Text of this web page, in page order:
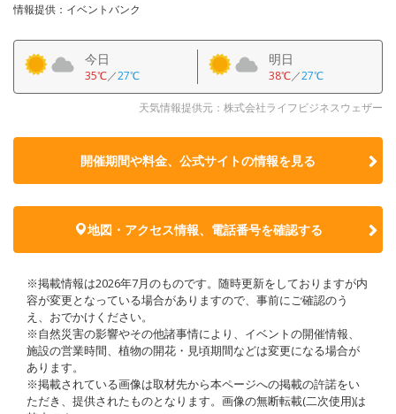
情報提供：イベントバンク
今日
35℃／27℃
明日
38℃／27℃
天気情報提供元：株式会社ライフビジネスウェザー
開催期間や料金、公式サイトの情報を見る
地図・アクセス情報、電話番号を確認する
※掲載情報は2026年7月のものです。随時更新をしておりますが内
容が変更となっている場合がありますので、事前にご確認のう
え、おでかけください。
※自然災害の影響やその他諸事情により、イベントの開催情報、
施設の営業時間、植物の開花・見頃期間などは変更になる場合が
あります。
※掲載されている画像は取材先から本ページへの掲載の許諾をい
ただき、提供されたものとなります。画像の無断転載(二次使用)は